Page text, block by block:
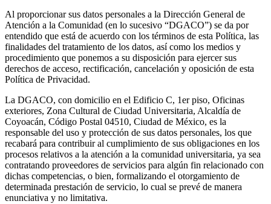
Al proporcionar sus datos personales a la Dirección General de
Atención a la Comunidad (en lo sucesivo “DGACO”) se da por
entendido que está de acuerdo con los términos de esta Política, las
finalidades del tratamiento de los datos, así como los medios y
procedimiento que ponemos a su disposición para ejercer sus
derechos de acceso, rectificación, cancelación y oposición de esta
Política de Privacidad.
La DGACO, con domicilio en el Edificio C, 1er piso, Oficinas
exteriores, Zona Cultural de Ciudad Universitaria, Alcaldía de
Coyoacán, Código Postal 04510, Ciudad de México, es la
responsable del uso y protección de sus datos personales, los que
recabará para contribuir al cumplimiento de sus obligaciones en los
procesos relativos a la atención a la comunidad universitaria, ya sea
contratando proveedores de servicios para algún fin relacionado con
dichas competencias, o bien, formalizando el otorgamiento de
determinada prestación de servicio, lo cual se prevé de manera
enunciativa y no limitativa.